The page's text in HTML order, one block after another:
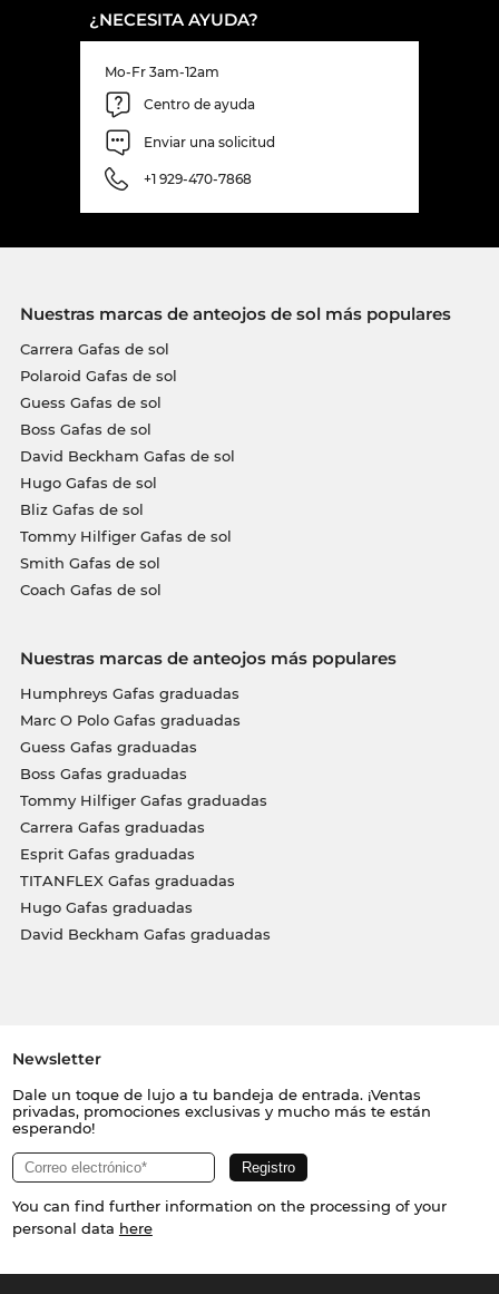
¿NECESITA AYUDA?
Mo-Fr 3am-12am
Centro de ayuda
Enviar una solicitud
+1 929-470-7868
Nuestras marcas de anteojos de sol más populares
Carrera Gafas de sol
Polaroid Gafas de sol
Guess Gafas de sol
Boss Gafas de sol
David Beckham Gafas de sol
Hugo Gafas de sol
Bliz Gafas de sol
Tommy Hilfiger Gafas de sol
Smith Gafas de sol
Coach Gafas de sol
Nuestras marcas de anteojos más populares
Humphreys Gafas graduadas
Marc O Polo Gafas graduadas
Guess Gafas graduadas
Boss Gafas graduadas
Tommy Hilfiger Gafas graduadas
Carrera Gafas graduadas
Esprit Gafas graduadas
TITANFLEX Gafas graduadas
Hugo Gafas graduadas
David Beckham Gafas graduadas
Newsletter
Dale un toque de lujo a tu bandeja de entrada. ¡Ventas
privadas, promociones exclusivas y mucho más te están
esperando!
You can find further information on the processing of your
personal data here